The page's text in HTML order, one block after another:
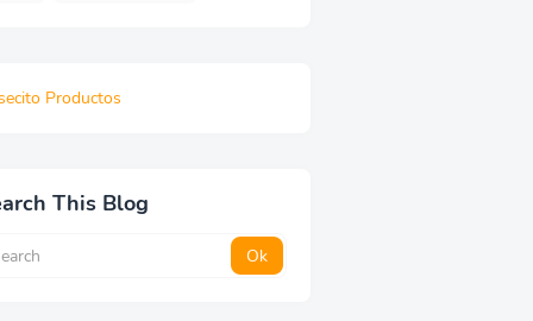
Productos
This Blog